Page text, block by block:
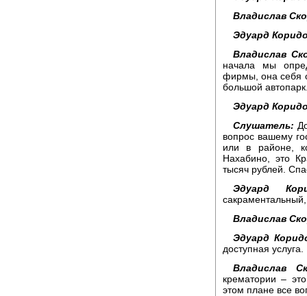
Владислав
Эдуард
Владислав
начала мы
фирмы, она себя
большой
Эдуард
Слушатель:
вопрос вашему
или в районе,
Нахабино, это
тысяч рублей.
Эдуард
Владислав
Эдуард
доступная услуга.
Владислав
крематории –
этом плане все